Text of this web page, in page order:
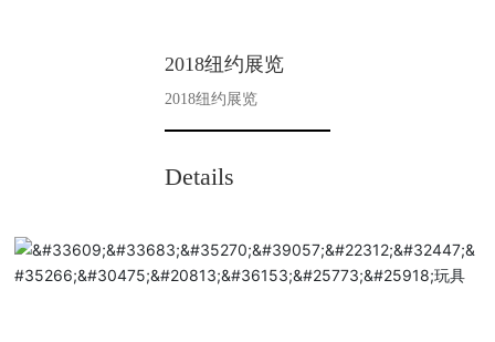
2018纽约展览
2018纽约展览
Details